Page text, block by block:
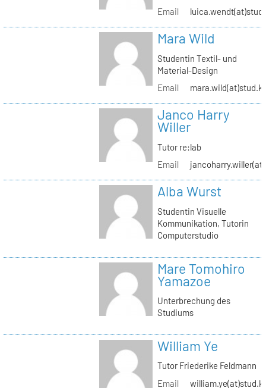
Email
Mara Wild
Studentin Textil- und
Material-Design
Email
Janco Harry
Willer
Tutor re:lab
Email
Alba Wurst
Studentin Visuelle
Kommunikation, Tutorin
Computerstudio
Mare Tomohiro
Yamazoe
Unterbrechung des
Studiums
William Ye
Tutor Friederike Feldmann
Email